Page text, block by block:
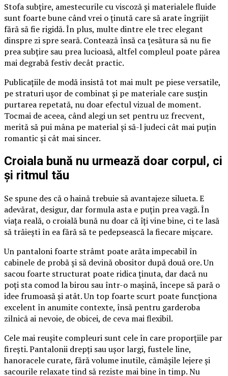
Stofa subțire, amestecurile cu viscoză și materialele fluide
sunt foarte bune când vrei o ținută care să arate îngrijit
fără să fie rigidă. În plus, multe dintre ele trec elegant
dinspre zi spre seară. Contează însă ca țesătura să nu fie
prea subțire sau prea lucioasă, altfel compleul poate părea
mai degrabă festiv decât practic.
Publicațiile de modă insistă tot mai mult pe piese versatile,
pe straturi ușor de combinat și pe materiale care susțin
purtarea repetată, nu doar efectul vizual de moment.
Tocmai de aceea, când alegi un set pentru uz frecvent,
merită să pui mâna pe material și să-l judeci cât mai puțin
romantic și cât mai sincer.
Croiala bună nu urmează doar corpul, ci
și ritmul tău
Se spune des că o haină trebuie să avantajeze silueta. E
adevărat, desigur, dar formula asta e puțin prea vagă. În
viața reală, o croială bună nu doar că îți vine bine, ci te lasă
să trăiești în ea fără să te pedepsească la fiecare mișcare.
Un pantaloni foarte strâmt poate arăta impecabil în
cabinele de probă și să devină obositor după două ore. Un
sacou foarte structurat poate ridica ținuta, dar dacă nu
poți sta comod la birou sau într-o mașină, începe să pară o
idee frumoasă și atât. Un top foarte scurt poate funcționa
excelent în anumite contexte, însă pentru garderoba
zilnică ai nevoie, de obicei, de ceva mai flexibil.
Cele mai reușite compleuri sunt cele în care proporțiile par
firești. Pantalonii drepți sau ușor largi, fustele line,
hanoracele curate, fără volume inutile, cămășile lejere și
sacourile relaxate tind să reziste mai bine în timp. Nu